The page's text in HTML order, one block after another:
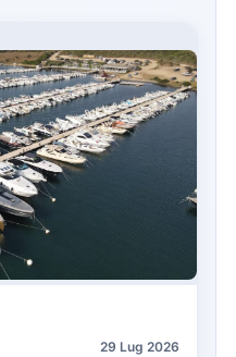
29 Lug 2026